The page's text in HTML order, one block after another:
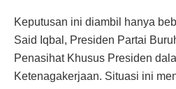
Keputusan ini diambil hanya
Said Iqbal, Presiden Partai
Penasihat Khusus Presiden
Ketenagakerjaan. Situasi ini